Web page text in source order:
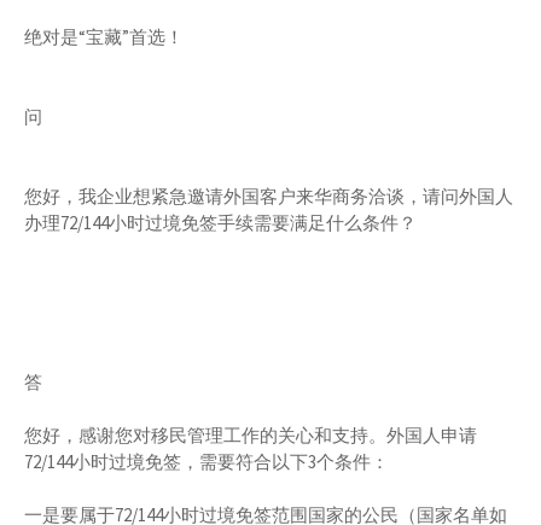
绝对是“宝藏”首选！
问
您好，我企业想紧急邀请外国客户来华商务洽谈，请问外国人
办理72/144小时过境免签手续需要满足什么条件？
答
您好，感谢您对移民管理工作的关心和支持。外国人申请
72/144小时过境免签，需要符合以下3个条件：
一是要属于72/144小时过境免签范围国家的公民（国家名单如